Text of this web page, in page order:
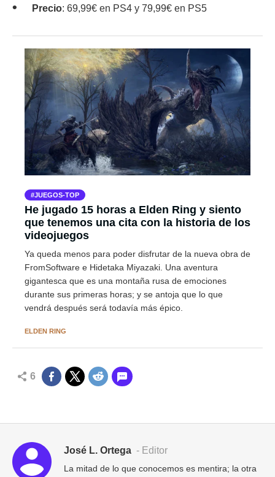
Precio: 69,99€ en PS4 y 79,99€ en PS5
JUEGOS-TOP
He jugado 15 horas a Elden Ring y siento
que tenemos una cita con la historia de los
videojuegos
Ya queda menos para poder disfrutar de la nueva obra de
FromSoftware e Hidetaka Miyazaki. Una aventura
gigantesca que es una montaña rusa de emociones
durante sus primeras horas; y se antoja que lo que
vendrá después será todavía más épico.
ELDEN RING
6
José L. Ortega - Editor
La mitad de lo que conocemos es mentira; la otra